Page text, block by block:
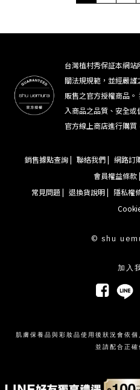
台灣植村秀保証本網
關法規規範，並經嚴
販售之官方授權商品。 我們無法對其他自非官方線上商店購
入商品之品質、安全
官方線上商店進行購買
銷售據點查詢 | 聯絡我們 | 網路訂
會員權益條款 |
常見問題 | 退換貨說明 | 隱私權
© shu
加入
肌膚保養品與彩妝品使用後狀況會依
並請配合正確